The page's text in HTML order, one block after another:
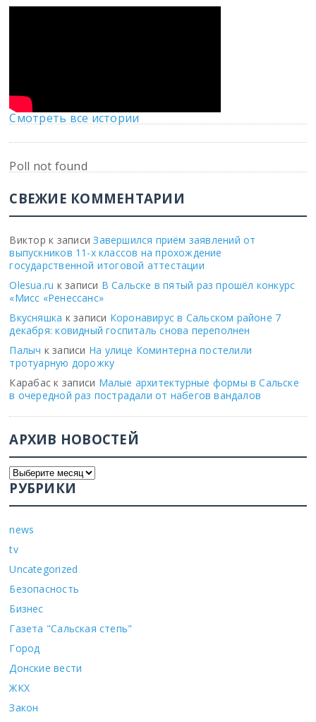
Смотреть все истории
Poll not found
СВЕЖИЕ КОММЕНТАРИИ
Виктор к записиЗавершился приём заявлений от
выпускников 11-х классов на прохождение
государственной итоговой аттестации
Olesua.ru к записи В Сальске в пятый раз прошёл конкурс
«Мисс «Ренессанс»
Вкусняшка к записи Коронавирус в Сальском районе 7
декабря: ковидный госпиталь снова переполнен
Палыч к записи На улице Коминтерна постелили
тротуарную дорожку
Карабас к записи Малые архитектурные формы в Сальске
в очередной раз пострадали от набегов вандалов
АРХИВ НОВОСТЕЙ
РУБРИКИ
news
tv
Uncategorized
Безопасность
Бизнес
Газета "Сальская степь"
Город
Донские вести
ЖКХ
Закон